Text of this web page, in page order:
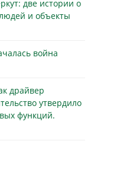
две истории о
и объекты
война
драйвер
утвердило
функций.